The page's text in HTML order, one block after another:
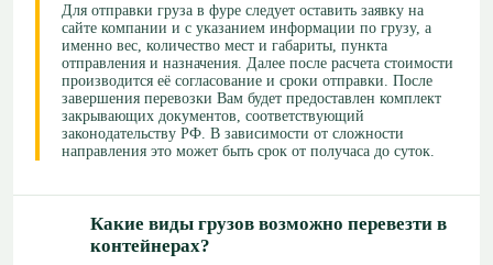
Для отправки груза в фуре следует оставить заявку на
сайте компании и с указанием информации по грузу, а
именно вес, количество мест и габариты, пункта
отправления и назначения. Далее после расчета стоимости
производится её согласование и сроки отправки. После
завершения перевозки Вам будет предоставлен комплект
закрывающих документов, соответствующий
законодательству РФ. В зависимости от сложности
направления это может быть срок от получаса до суток.
Какие виды грузов возможно перевезти в
контейнерах?